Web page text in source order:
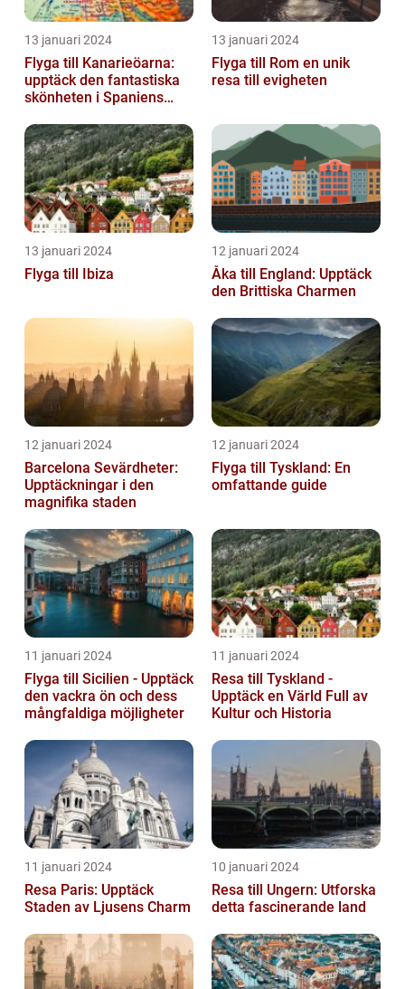
13 januari 2024
Flyga till Kanarieöarna:
upptäck den fantastiska
skönheten i Spaniens
13 januari 2024
Flyga till Rom en unik
resa till evigheten
13 januari 2024
Flyga till Ibiza
12 januari 2024
Åka till England: Upptäck
den Brittiska Charmen
12 januari 2024
Barcelona Sevärdheter:
Upptäckningar i den
magnifika staden
12 januari 2024
Flyga till Tyskland: En
omfattande guide
11 januari 2024
Flyga till Sicilien - Upptäck
den vackra ön och dess
mångfaldiga möjligheter
11 januari 2024
Resa till Tyskland -
Upptäck en Värld Full av
Kultur och Historia
11 januari 2024
Resa Paris: Upptäck
Staden av Ljusens Charm
10 januari 2024
Resa till Ungern: Utforska
detta fascinerande land